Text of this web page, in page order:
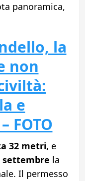
panoramica,
la
non
e
FOTO
32 metri, e
la
Il permesso